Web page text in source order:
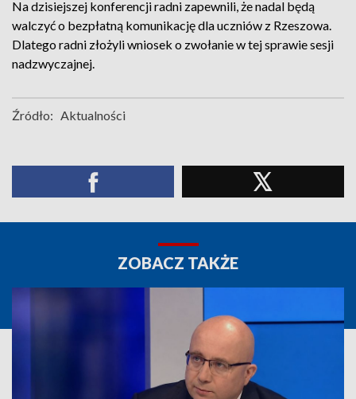
Na dzisiejszej konferencji radni zapewnili, że nadal będą
walczyć o bezpłatną komunikację dla uczniów z Rzeszowa.
Dlatego radni złożyli wniosek o zwołanie w tej sprawie sesji
nadzwyczajnej.
Źródło: Aktualności
ZOBACZ TAKŻE